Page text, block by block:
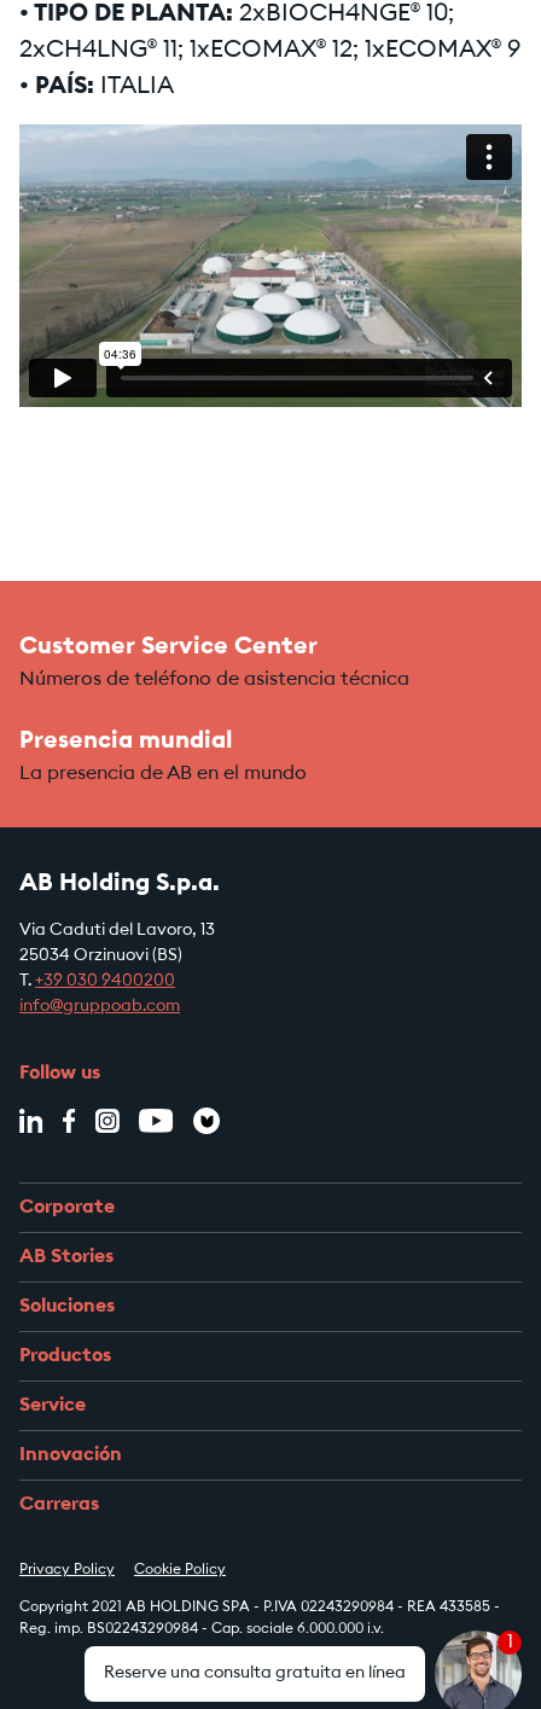
• TIPO DE PLANTA: 2xBIOCH4NGE® 10;
2xCH4LNG® 11; 1xECOMAX® 12; 1xECOMAX® 9
• PAÍS: ITALIA
Customer Service Center
Números de teléfono de asistencia técnica
Presencia mundial
La presencia de AB en el mundo
AB Holding S.p.a.
Via Caduti del Lavoro, 13
25034 Orzinuovi (BS)
T. +39 030 9400200
info@gruppoab.com
Follow us
Corporate
AB Stories
Soluciones
Productos
Service
Innovación
Carreras
Privacy Policy Cookie Policy
Copyright 2021 AB HOLDING SPA - P.IVA 02243290984 - REA 433585 -
Reg. imp. BS02243290984 - Cap. sociale 6.000.000 i.v.
Reserve una consulta gratuita en línea